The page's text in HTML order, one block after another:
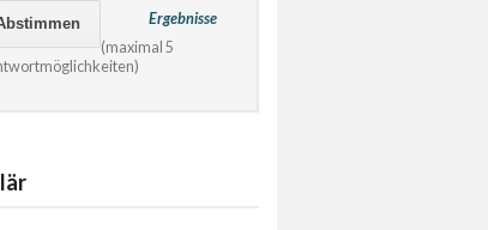
Ergebnisse
(maximal 5